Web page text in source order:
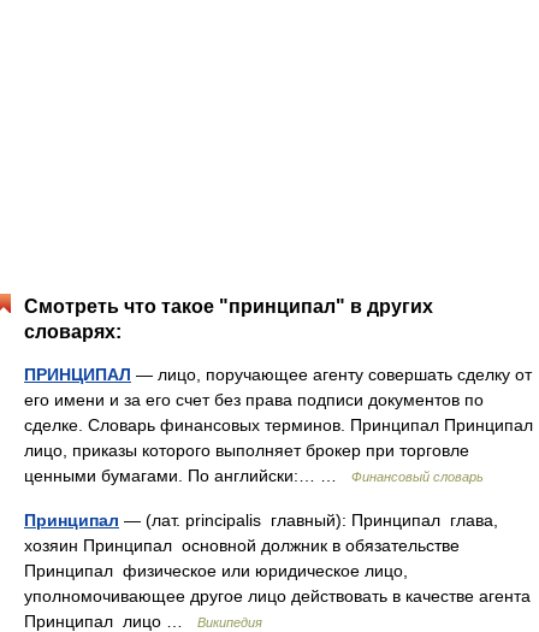
Смотреть что такое "принципал" в других
словарях:
ПРИНЦИПАЛ — лицо, поручающее агенту совершать сделку от
его имени и за его счет без права подписи документов по
сделке. Словарь финансовых терминов. Принципал Принципал
лицо, приказы которого выполняет брокер при торговле
ценными бумагами. По английски:… …
Финансовый словарь
Принципал — (лат. principalis главный): Принципал глава,
хозяин Принципал основной должник в обязательстве
Принципал физическое или юридическое лицо,
уполномочивающее другое лицо действовать в качестве агента
Принципал лицо …
Википедия